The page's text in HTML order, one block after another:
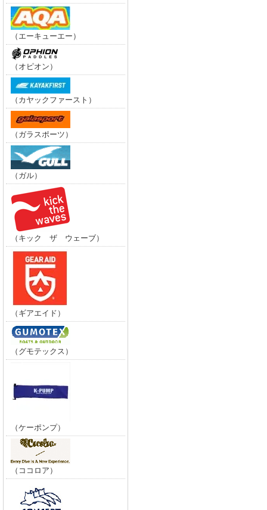
（エーキューエー）
（オピオン）
（カヤックファースト）
（ガラスポーツ）
（ガル）
（キック ザ ウェーブ）
（ギアエイド）
（グモテックス）
（ケーポンプ）
（ココロア）